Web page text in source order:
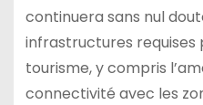
continuera sans nul
infrastructures requises
tourisme, y compris
connectivité avec les